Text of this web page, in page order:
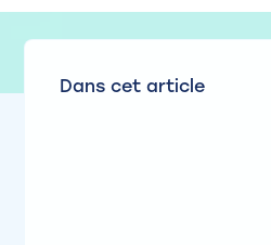
Dans cet article